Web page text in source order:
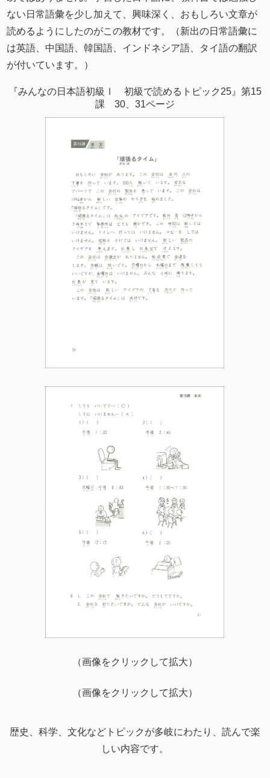
ない日常語彙を少し加えて、興味深く、おもしろい文章が
読めるようにしたのがこの教材です。（新出の日常語彙に
は英語、中国語、韓国語、インドネシア語、タイ語の翻訳
が付いています。）
『みんなの日本語初級Ⅰ 初級で読めるトピック25』第15
課 30、31ページ
（画像をクリックして拡大）
（画像をクリックして拡大）
歴史、科学、文化などトピックが多岐にわたり、読んで楽
しい内容です。